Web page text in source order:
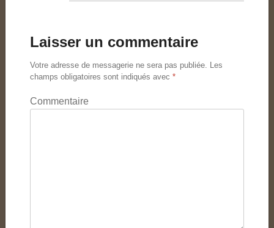
Laisser un commentaire
Votre adresse de messagerie ne sera pas publiée.
Les
champs obligatoires sont indiqués avec *
Commentaire